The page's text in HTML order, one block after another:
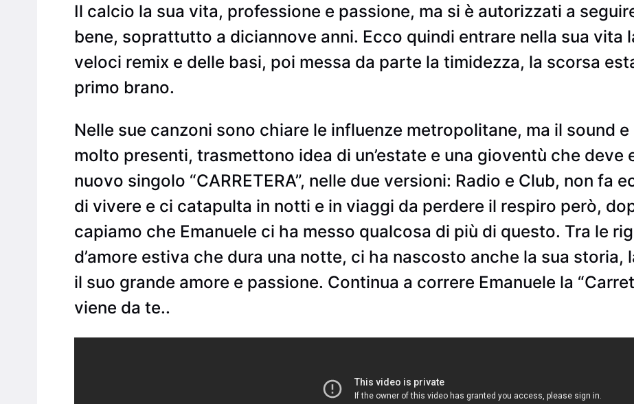
Il calcio la sua vita, professione e passione, ma si è autorizzati a
bene, soprattutto a diciannove anni. Ecco quindi entrare nella sua vita
veloci remix e delle basi, poi messa da parte la timidezza, la scorsa
primo brano.
Nelle sue canzoni sono chiare le influenze metropolitane, ma il sound
molto presenti, trasmettono idea di un’estate e una gioventù che deve
nuovo singolo “CARRETERA”, nelle due versioni: Radio e Club, non fa
di vivere e ci catapulta in notti e in viaggi da perdere il respiro però,
capiamo che Emanuele ci ha messo qualcosa di più di questo. Tra le
d’amore estiva che dura una notte, ci ha nascosto anche la sua storia,
il suo grande amore e passione. Continua a correre Emanuele la
viene da te..